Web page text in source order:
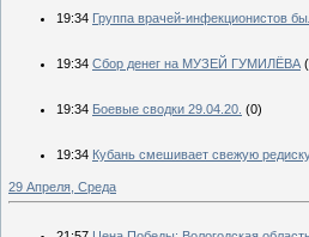
19:34 Группа врачей-инфекционистов
19:34 Сбор денег на МУЗЕЙ ГУМИЛЁВА
19:34 Боевые сводки 29.04.20. (0)
19:34 Кубань смешивает свежую
29 Апреля, Среда